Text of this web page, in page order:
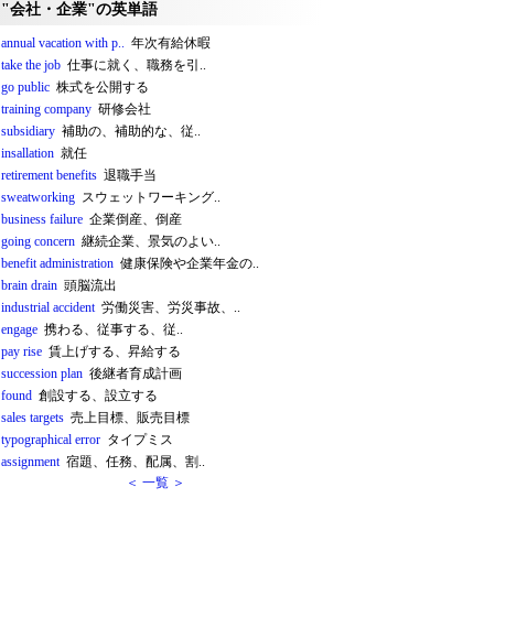
"会社・企業"の英単語
annual vacation with p.. 年次有給休暇
take the job 仕事に就く、職務を引..
go public 株式を公開する
training company 研修会社
subsidiary 補助の、補助的な、従..
insallation 就任
retirement benefits 退職手当
sweatworking スウェットワーキング..
business failure 企業倒産、倒産
going concern 継続企業、景気のよい..
benefit administration 健康保険や企業年金の..
brain drain 頭脳流出
industrial accident労働災害、労災事故、..
engage 携わる、従事する、従..
pay rise 賃上げする、昇給する
succession plan 後継者育成計画
found 創設する、設立する
sales targets 売上目標、販売目標
typographical error タイプミス
assignment宿題、任務、配属、割..
＜ 一覧 ＞